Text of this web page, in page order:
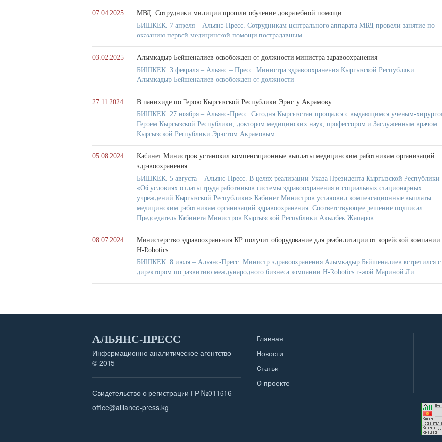
07.04.2025
МВД: Сотрудники милиции прошли обучение доврачебной помощи
БИШКЕК. 7 апреля – Альянс-Пресс. Сотрудникам центрального аппарата МВД провели занятие по
оказанию первой медицинской помощи пострадавшим.
03.02.2025
Алымкадыр Бейшеналиев освобожден от должности министра здравоохранения
БИШКЕК. 3 февраля – Альянс – Пресс. Министра здравоохранения Кыргызской Республики
Алымкадыр Бейшеналиев освобожден от должности
27.11.2024
В панихиде по Герою Кыргызской Республики Эрнсту Акрамову
БИШКЕК. 27 ноября – Альянс-Пресс. Сегодня Кыргызстан прощался с выдающимся ученым-
Героем Кыргызской Республики, доктором медицинских наук, профессором и Заслуженным врачом
Кыргызской Республики Эрнстом Акрамовым
05.08.2024
Кабинет Министров установил компенсационные выплаты медицинским работникам организаций
здравоохранения
БИШКЕК. 5 августа – Альянс-Пресс. В целях реализации Указа Президента Кыргызской Республики
«Об условиях оплаты труда работников системы здравоохранения и социальных стационарных
учреждений Кыргызской Республики» Кабинет Министров установил компенсационные выплаты
медицинским работникам организаций здравоохранения. Соответствующее решение подписал
Председатель Кабинета Министров Кыргызской Республики Акылбек Жапаров.
08.07.2024
Министерство здравоохранения КР получит оборудование для реабилитации от корейской компании
H-Robotics
БИШКЕК. 8 июля – Альянс-Пресс. Министр здравоохранения Алымкадыр Бейшеналиев встретился с
директором по развитию международного бизнеса компании H-Robotics г-жой Мариной Ли.
АЛЬЯНС-ПРЕСС
Информационно-аналитическое агентство
© 2015
Свидетельство о регистрации ГР №011616
office@alliance-press.kg
Главная
Новости
Статьи
О проекте